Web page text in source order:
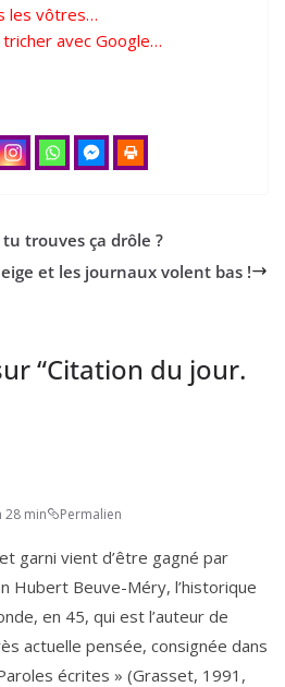
les vôtres…
avec Google…
trouves ça drôle ?
et les journaux volent bas !
“Citation du jour.
28 min Permalien
gar­ni vient d’être gagné par
Hubert Beuve-Méry, l’his­to­rique
en 45, qui est l’au­teur de
actuelle pen­sée, consi­gnée dans
écrites » (Grasset, 1991 ,